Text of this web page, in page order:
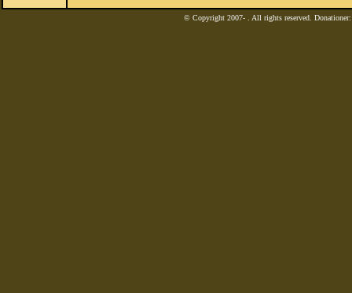
© Copyright 2007- . All rights reserved.